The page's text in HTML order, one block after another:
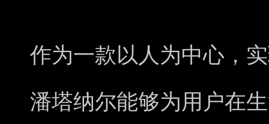
作为一款以人为中心，
潘塔纳尔能够为用户在